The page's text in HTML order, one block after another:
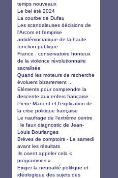
temps nouveaux
Le bel été 2024
La courbe de Dufau
Les scandaleuses décisions de
l'Arcom et l'emprise
antidémocratique de la haute
fonction publique
France : conservatoire honteux
de la violence révolutionnaire
sacralisée
Quand les moteurs de recherche
évoluent bizarrement ...
Eléments pour comprendre la
descente aux enfers française
Pierre Manent et l’explication de
la crise politique française
Le naufrage de l’extrême centre
: le faux diagnostic de Jean-
Louis Bourlanges
Brèves de comptoirs - Le samedi
avant les résultats
Ils osent appeler cela «
programmes »
Exiger la neutralité politique et
idéologique des sujets des